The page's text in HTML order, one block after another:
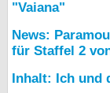
"Vaiana"
News:
für Staffel 2
Inhalt: Ich und